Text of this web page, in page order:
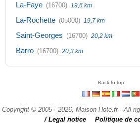
La-Faye (16700) 19,6 km
La-Rochette (05000) 19,7 km
Saint-Georges (16700) 20,2 km
Barro (16700) 20,3 km
Back to top
Copyright © 2005 - 2026, Maison-Hote.fr - All
/ Legal notice
Politique de